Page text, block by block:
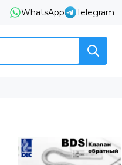
WhatsApp Telegram